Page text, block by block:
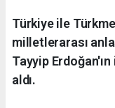
Türkiye ile
milletlerarası
Tayyip
aldı.